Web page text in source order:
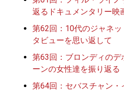
返るドキュメンタリー映
第62回：10代のジャネ
タビューを思い返して
第63回：ブロンディのデ
ーンの女性達を振り返る
第64回：セバスチャン